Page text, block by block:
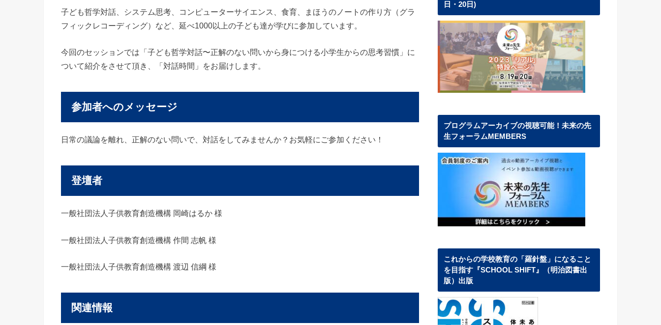
子ども哲学対話、システム思考、コンピューターサイエンス、食育、まほうのノートの作り方（グラ
フィックレコーディング）など、延べ1000以上の子ども達が学びに参加しています。
今回のセッションでは「子ども哲学対話〜正解のない問いから身につける小学生からの思考習慣」に
ついて紹介をさせて頂き、「対話時間」をお届けします。
参加者へのメッセージ
日常の議論を離れ、正解のない問いで、対話をしてみませんか？お気軽にご参加ください！
登壇者
一般社団法人子供教育創造機構 岡崎はるか 様
一般社団法人子供教育創造機構 作間 志帆 様
一般社団法人子供教育創造機構 渡辺 信綱 様
関連情報
日・20日)
プログラムアーカイブの視聴可能！未来の先
生フォーラムMEMBERS
これからの学校教育の「羅針盤」になること
を目指す『SCHOOL SHIFT』（明治図書出
版）出版